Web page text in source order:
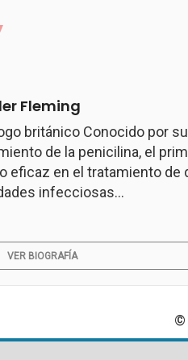
Fleming
británico Conocido por su
de la penicilina, el
eficaz en el tratamiento de
infecciosas...
VER BIOGRAFÍA
©